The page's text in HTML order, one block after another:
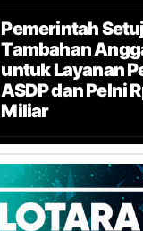
Pemerintah
Tambahan
untuk Layanan
ASDP dan Pelni
Miliar